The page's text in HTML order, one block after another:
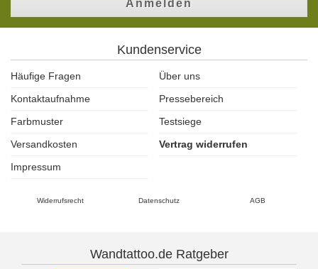
Anmelden
Kundenservice
Häufige Fragen
Über uns
Kontaktaufnahme
Pressebereich
Farbmuster
Testsiege
Versandkosten
Vertrag widerrufen
Impressum
Widerrufsrecht Datenschutz AGB
Wandtattoo.de Ratgeber